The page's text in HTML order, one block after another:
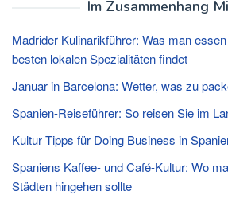
Im Zusammenhang
Madrider Kulinarikführer: Was man
besten lokalen Spezialitäten findet
Januar in Barcelona: Wetter, was zu
Spanien-Reiseführer: So reisen Sie im
Kultur Tipps für Doing Business in
Spaniens Kaffee- und Café-Kultur: Wo
Städten hingehen sollte